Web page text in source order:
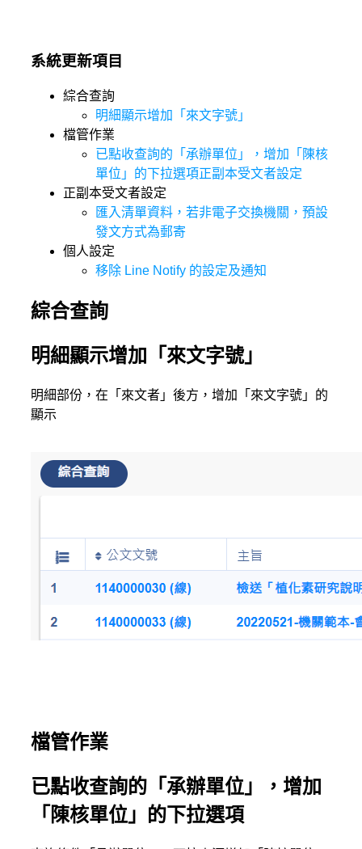
系統更新項目
綜合查詢
明細顯示增加「來文字號」
檔管作業
已點收查詢的「承辦單位」，增加「陳核
單位」的下拉選項正副本受文者設定
正副本受文者設定
匯入清單資料，若非電子交換機關，預設
發文方式為郵寄
個人設定
移除 Line Notify 的設定及通知
綜合查詢
明細顯示增加「來文字號」
明細部份，在「來文者」後方，增加「來文字號」的
顯示
檔管作業
已點收查詢的「承辦單位」，增加
「陳核單位」的下拉選項